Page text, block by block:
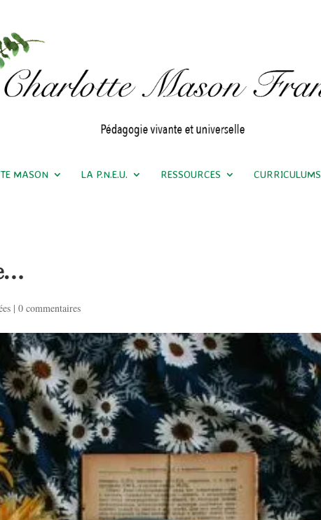
MASON LA P.N.E.U. RESSOURCES CURRICULUMS
|0 commentaires